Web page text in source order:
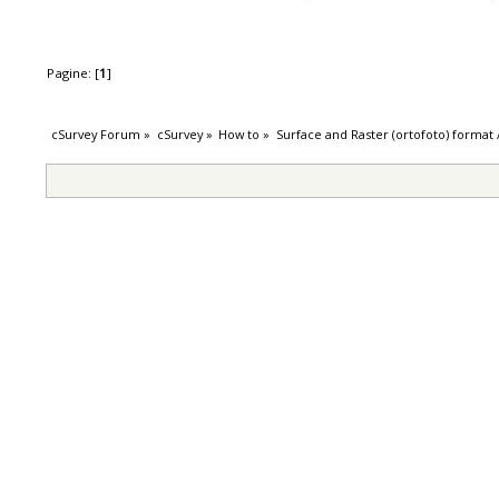
Pagine: [1]
cSurvey Forum » cSurvey» How to » Surface and Raster (ortofoto) format